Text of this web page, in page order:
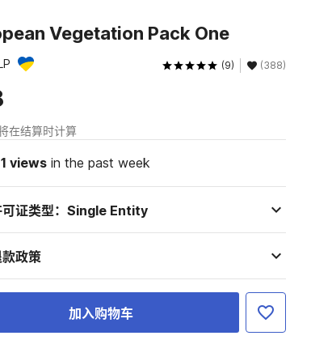
Vegetation Pack One
(9) (388)
在结算时计算
viewsin the past week
可证类型：Single Entity
政策
加入购物车